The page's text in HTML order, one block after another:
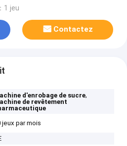
1 jeu
Contactez
d'enrobage de sucre,
de revêtement
jeux par mois